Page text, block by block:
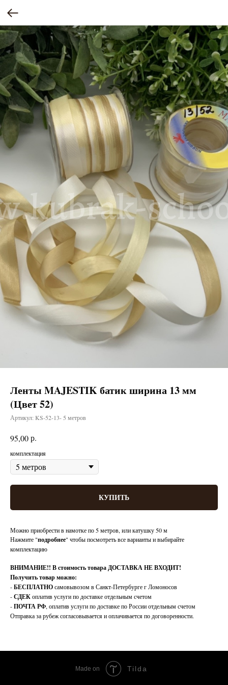
Ленты MAJESTIK батик ширина 13 мм
(Цвет 52)
Артикул: KS-52-13- 5 метров
95,00р.
комплектация
КУПИТЬ
Можно приобрести в намотке по 5 метров, или катушку 50 м
Нажмите "подробнее" чтобы посмотреть все варианты и выбирайте
комплектацию
ВНИМАНИЕ!! В стоимость товара ДОСТАВКА НЕ ВХОДИТ!
Получить товар можно:
-БЕСПЛАТНОсамовывозом в Санкт-Петербурге г Ломоносов
-СДЕКоплатив услуги по доставке отдельным счетом
-ПОЧТА РФ, оплатив услуги по доставке по России отдельным счетом
Отправка за рубеж согласовывается и оплачивается по договоренности.
Made on Tilda